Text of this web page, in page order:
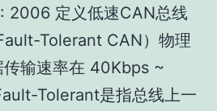
2006 定义低速CAN总线
Tolerant CAN）物理
传输速率在 40Kbps ~
Tolerant是指总线上一